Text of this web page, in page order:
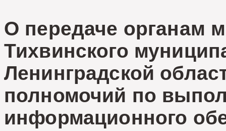
О передаче органам
Тихвинского
Ленинградской
полномочий по
информационного